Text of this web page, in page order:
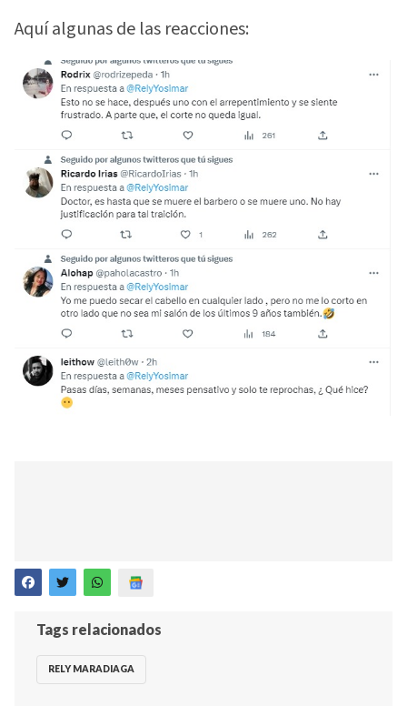
Aquí algunas de las reacciones:
Tags relacionados
RELY MARADIAGA